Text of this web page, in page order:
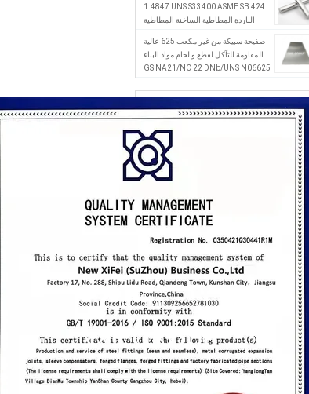
1.4847 UNS S33400 ASME SB 424
الباردة المطاطية الساخنة المطاطية
صفيحة سبيكة من غير مكعب 625 عالية
المقاومة للتآكل لقطع و لحام مواد البناء
GS NA21/NC 22 DNb/UNS N06625